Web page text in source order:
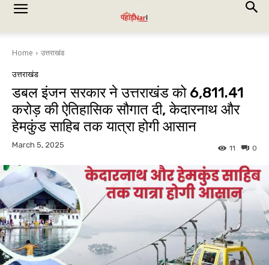
Home उत्तराखंड
उत्तराखंड
डबल इंजन सरकार ने उत्तराखंड को ₹6,811.41
करोड़ की ऐतिहासिक सौगात दी, केदारनाथ और
हेमकुंड साहिब तक यात्रा होगी आसान
March 5, 2025 0
11